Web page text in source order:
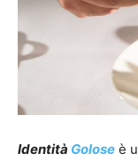
Identità Golose è